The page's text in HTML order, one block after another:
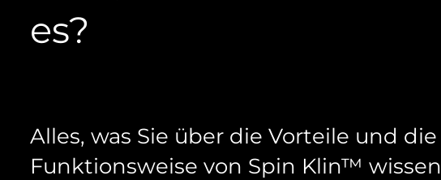
es?
Alles, was Sie über die Vorteile und die
Funktionsweise von Spin Klin™ wissen